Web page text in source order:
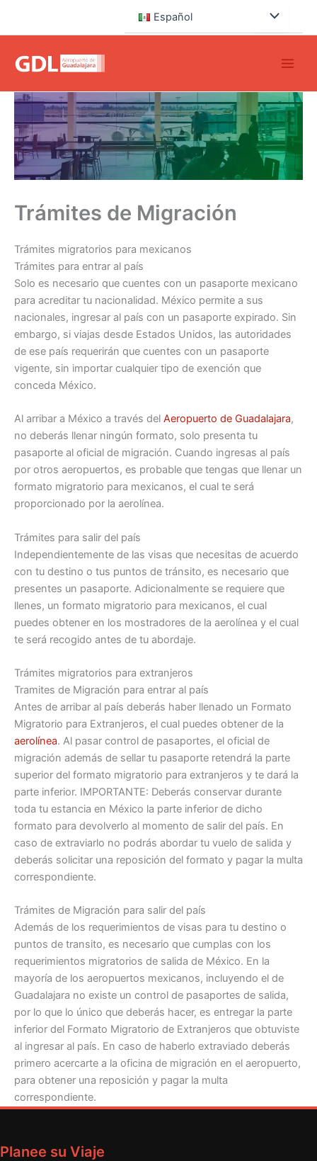
Español
Trámites de Migración
Trámites migratorios para mexicanos
Trámites para entrar al país
Solo es necesario que cuentes con un pasaporte mexicano
para acreditar tu nacionalidad. México permite a sus
nacionales, ingresar al país con un pasaporte expirado. Sin
embargo, si viajas desde Estados Unidos, las autoridades
de ese país requerirán que cuentes con un pasaporte
vigente, sin importar cualquier tipo de exención que
conceda México.
Al arribar a México a través del Aeropuerto de Guadalajara,
no deberás llenar ningún formato, solo presenta tu
pasaporte al oficial de migración. Cuando ingresas al país
por otros aeropuertos, es probable que tengas que llenar un
formato migratorio para mexicanos, el cual te será
proporcionado por la aerolínea.
Trámites para salir del país
Independientemente de las visas que necesitas de acuerdo
con tu destino o tus puntos de tránsito, es necesario que
presentes un pasaporte. Adicionalmente se requiere que
llenes, un formato migratorio para mexicanos, el cual
puedes obtener en los mostradores de la aerolínea y el cual
te será recogido antes de tu abordaje.
Trámites migratorios para extranjeros
Tramites de Migración para entrar al país
Antes de arribar al país deberás haber llenado un Formato
Migratorio para Extranjeros, el cual puedes obtener de la
aerolínea. Al pasar control de pasaportes, el oficial de
migración además de sellar tu pasaporte retendrá la parte
superior del formato migratorio para extranjeros y te dará la
parte inferior. IMPORTANTE: Deberás conservar durante
toda tu estancia en México la parte inferior de dicho
formato para devolverlo al momento de salir del país. En
caso de extraviarlo no podrás abordar tu vuelo de salida y
deberás solicitar una reposición del formato y pagar la multa
correspondiente.
Trámites de Migración para salir del país
Además de los requerimientos de visas para tu destino o
puntos de transito, es necesario que cumplas con los
requerimientos migratorios de salida de México. En la
mayoría de los aeropuertos mexicanos, incluyendo el de
Guadalajara no existe un control de pasaportes de salida,
por lo que lo único que deberás hacer, es entregar la parte
inferior del Formato Migratorio de Extranjeros que obtuviste
al ingresar al país. En caso de haberlo extraviado deberás
primero acercarte a la oficina de migración en el aeropuerto,
para obtener una reposición y pagar la multa
correspondiente.
Planee su Viaje